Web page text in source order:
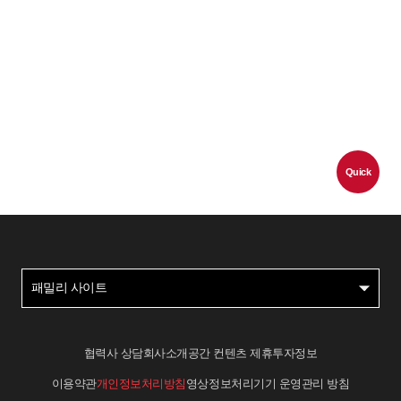
Quick
패밀리 사이트
협력사 상담회사소개 공간 컨텐츠 제휴투자정보
이용약관개인정보처리방침 영상정보처리기기 운영관리 방침